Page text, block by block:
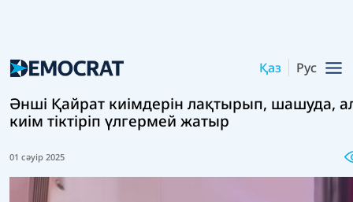
Қаз Рус
Әнші Қайрат киімдерін лақтырып, шашуда,
киім тіктіріп үлгермей жатыр
01 сәуір 2025